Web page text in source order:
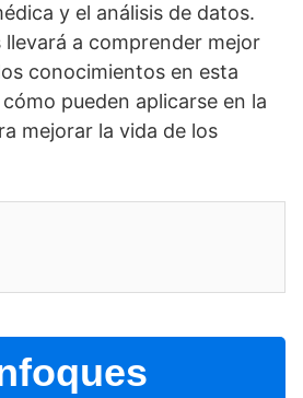
y el análisis de datos.
a comprender mejor
conocimientos en esta
pueden aplicarse en la
mejorar la vida de los